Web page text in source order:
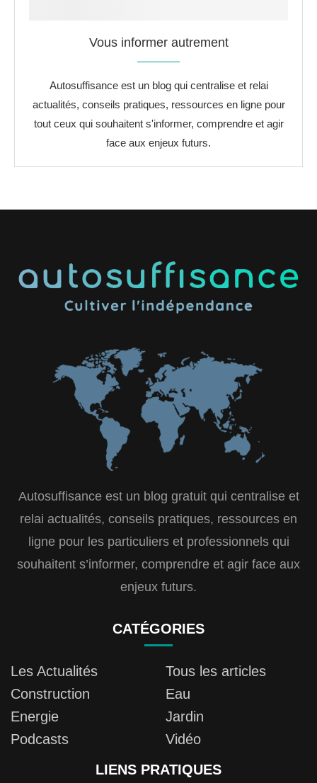
Vous informer autrement
Autosuffisance est un blog qui centralise et relai
actualités, conseils pratiques, ressources en ligne pour
tout ceux qui souhaitent s'informer, comprendre et agir
face aux enjeux futurs.
Autosuffisance est un blog gratuit qui centralise et
relai actualités, conseils pratiques, ressources en
ligne pour les particuliers et professionnels qui
souhaitent s’informer, comprendre et agir face aux
enjeux futurs.
CATÉGORIES
Les Actualités
Tous les articles
Construction
Eau
Energie
Jardin
Podcasts
Vidéo
LIENS PRATIQUES